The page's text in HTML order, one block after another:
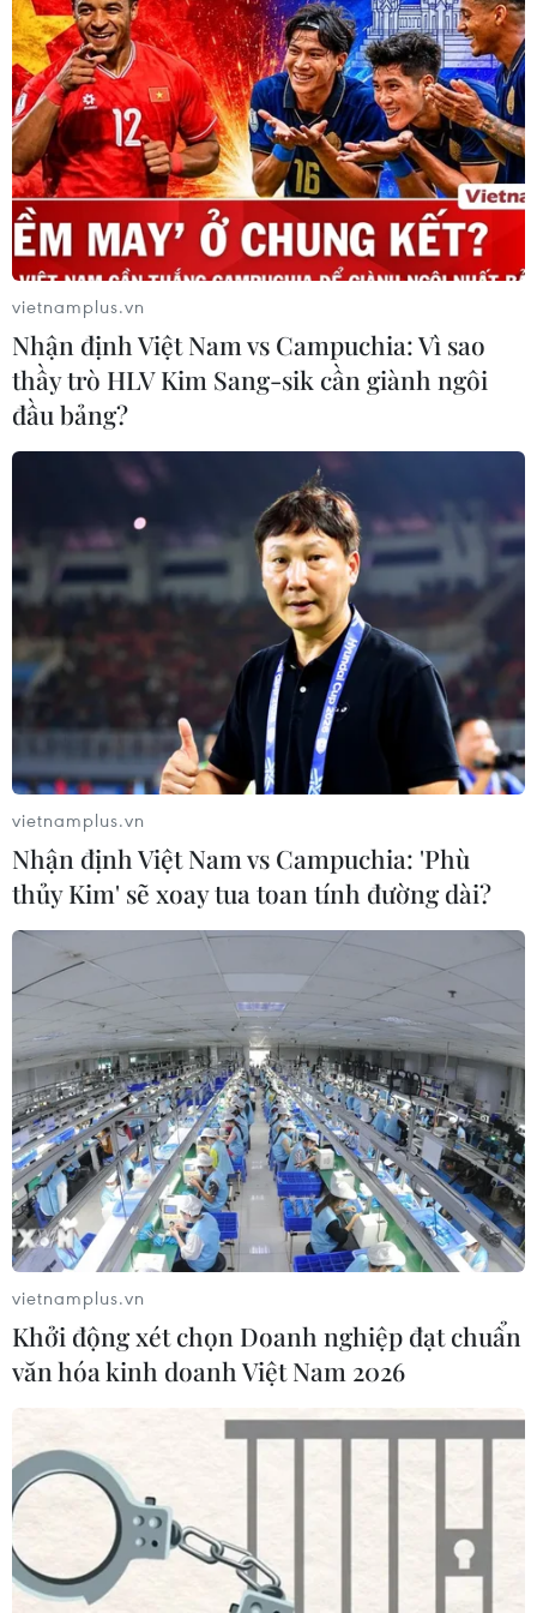
TIN CÙNG CHUYÊN MỤC
vietnamplus.vn
Nhận định Việt Nam vs Campuchia: Vì sao
thầy trò HLV Kim Sang-sik cần giành ngôi
đầu bảng?
vietnamplus.vn
Nhận định Việt Nam vs Campuchia: 'Phù
thủy Kim' sẽ xoay tua toan tính đường dài?
vietnamplus.vn
Khởi động xét chọn Doanh nghiệp đạt chuẩn
văn hóa kinh doanh Việt Nam 2026